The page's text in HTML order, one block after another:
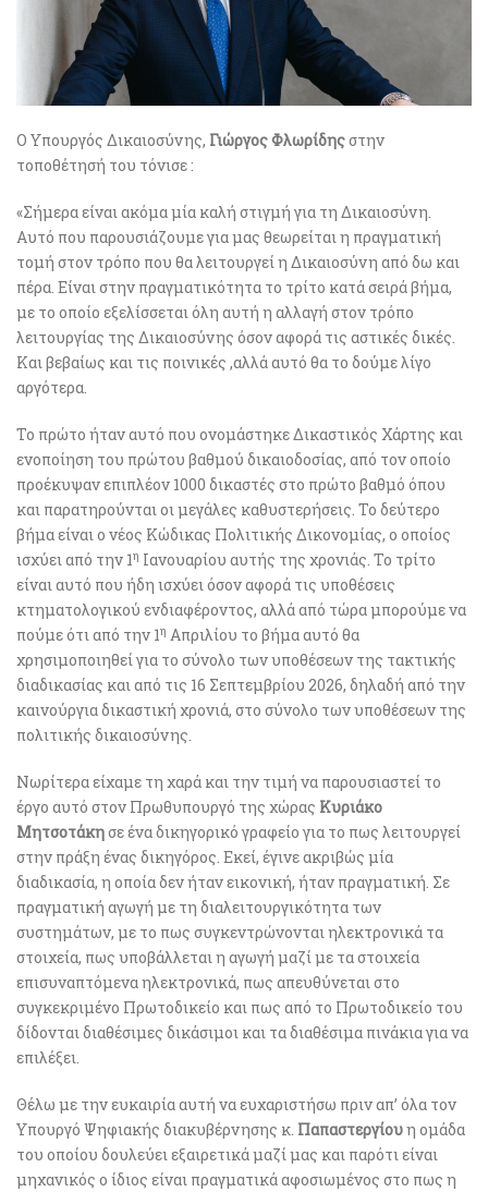
Ο Υπουργός Δικαιοσύνης, Γιώργος Φλωρίδηςστην
τοποθέτησή του τόνισε :
«Σήμερα είναι ακόμα μία καλή στιγμή για τη Δικαιοσύνη.
Αυτό που παρουσιάζουμε για μας θεωρείται η πραγματική
τομή στον τρόπο που θα λειτουργεί η Δικαιοσύνη από δω και
πέρα. Είναι στην πραγματικότητα το τρίτο κατά σειρά βήμα,
με το οποίο εξελίσσεται όλη αυτή η αλλαγή στον τρόπο
λειτουργίας της Δικαιοσύνης όσον αφορά τις αστικές δικές.
Και βεβαίως και τις ποινικές ,αλλά αυτό θα το δούμε λίγο
αργότερα.
Το πρώτο ήταν αυτό που ονομάστηκε Δικαστικός Χάρτης και
ενοποίηση του πρώτου βαθμού δικαιοδοσίας, από τον οποίο
προέκυψαν επιπλέον 1000 δικαστές στο πρώτο βαθμό όπου
και παρατηρούνται οι μεγάλες καθυστερήσεις. Το δεύτερο
βήμα είναι ο νέος Κώδικας Πολιτικής Δικονομίας, ο οποίος
ισχύει από την 1η Ιανουαρίου αυτής της χρονιάς. Το τρίτο
είναι αυτό που ήδη ισχύει όσον αφορά τις υποθέσεις
κτηματολογικού ενδιαφέροντος, αλλά από τώρα μπορούμε να
πούμε ότι από την 1η Απριλίου το βήμα αυτό θα
χρησιμοποιηθεί για το σύνολο των υποθέσεων της τακτικής
διαδικασίας και από τις 16 Σεπτεμβρίου 2026, δηλαδή από την
καινούργια δικαστική χρονιά, στο σύνολο των υποθέσεων της
πολιτικής δικαιοσύνης.
Νωρίτερα είχαμε τη χαρά και την τιμή να παρουσιαστεί το
έργο αυτό στον Πρωθυπουργό της χώρας Κυριάκο
Μητσοτάκησε ένα δικηγορικό γραφείο για το πως λειτουργεί
στην πράξη ένας δικηγόρος. Εκεί, έγινε ακριβώς μία
διαδικασία, η οποία δεν ήταν εικονική, ήταν πραγματική. Σε
πραγματική αγωγή με τη διαλειτουργικότητα των
συστημάτων, με το πως συγκεντρώνονται ηλεκτρονικά τα
στοιχεία, πως υποβάλλεται η αγωγή μαζί με τα στοιχεία
επισυναπτόμενα ηλεκτρονικά, πως απευθύνεται στο
συγκεκριμένο Πρωτοδικείο και πως από το Πρωτοδικείο του
δίδονται διαθέσιμες δικάσιμοι και τα διαθέσιμα πινάκια για να
επιλέξει.
Θέλω με την ευκαιρία αυτή να ευχαριστήσω πριν απ’ όλα τον
Υπουργό Ψηφιακής διακυβέρνησης κ. Παπαστεργίουη ομάδα
του οποίου δουλεύει εξαιρετικά μαζί μας και παρότι είναι
μηχανικός ο ίδιος είναι πραγματικά αφοσιωμένος στο πως η